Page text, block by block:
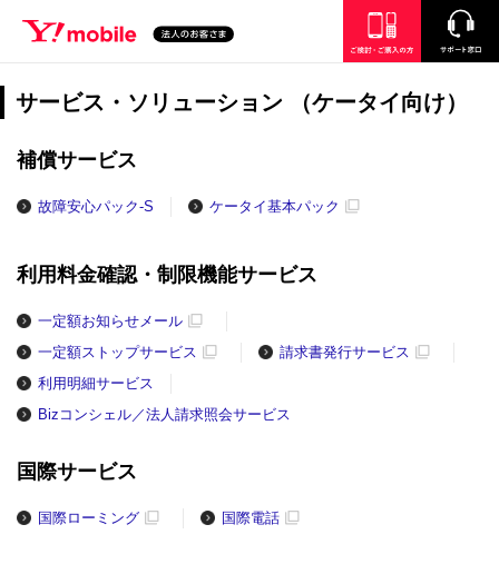
SEARCH
サービス・ソリューション （ケータイ向け）
補償サービス
故障安心パック-S ケータイ基本パック
利用料金確認・制限機能サービス
一定額お知らせメール
一定額ストップサービス
請求書発行サービス
利用明細サービス
Bizコンシェル／法人請求照会サービス
国際サービス
国際ローミング 国際電話